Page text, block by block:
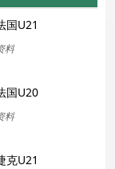
国U21
料
国U20
料
克U21